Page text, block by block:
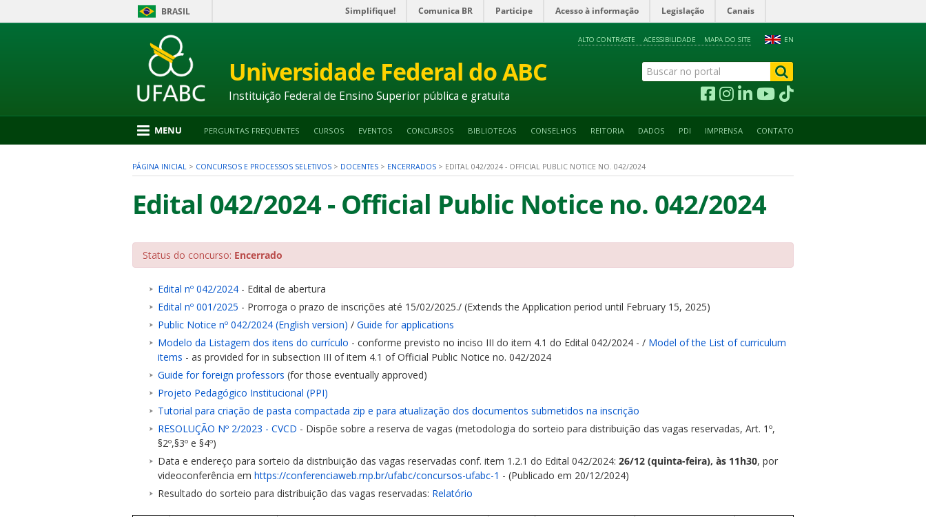
BRASIL Simplifique! Comunica BR Participe Acesso à informação Legislação Canais
para
2
Ir
4
EN
ALTO CONTRASTE ACESSIBILIDADE MAPA DO SITE
Universidade Federal do ABC
Instituição Federal de Ensino Superior pública e gratuita
MENU PERGUNTAS FREQUENTES CURSOS EVENTOS CONCURSOS BIBLIOTECAS CONSELHOS REITORIA DADOS PDI IMPRENSA CONTATO
PÁGINA INICIAL > CONCURSOS E PROCESSOS SELETIVOS > DOCENTES > ENCERRADOS > EDITAL 042/2024 - OFFICIAL PUBLIC NOTICE NO. 042/2024
Edital 042/2024 - Official Public Notice no. 042/2024
Status do concurso: Encerrado
Edital nº 042/2024 - Edital de abertura
Edital nº 001/2025 - Prorroga o prazo de inscrições até 15/02/2025./ (Extends the Application period until February 15, 2025)
Public Notice nº 042/2024 (English version) / Guide for applications
Modelo da Listagem dos itens do currículo - conforme previsto no inciso III do item 4.1 do Edital 042/2024 - / Model of the List of curriculum
items - as provided for in subsection III of item 4.1 of Official Public Notice no. 042/2024
Guide for foreign professors (for those eventually approved)
Projeto Pedagógico Institucional (PPI)
Tutorial para criação de pasta compactada zip e para atualização dos documentos submetidos na inscrição
RESOLUÇÃO Nº 2/2023 - CVCD - Dispõe sobre a reserva de vagas (metodologia do sorteio para distribuição das vagas reservadas, Art. 1º,
§2º,§3º e §4º)
Data e endereço para sorteio da distribuição das vagas reservadas conf. item 1.2.1 do Edital 042/2024: 26/12 (quinta-feira), às 11h30, por
videoconferência em https://conferenciaweb.rnp.br/ufabc/concursos-ufabc-1 - (Publicado em 20/12/2024)
Resultado do sorteio para distribuição das vagas reservadas: Relatório